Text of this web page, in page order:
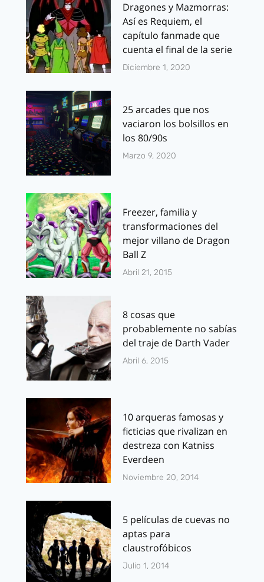
Dragones y Mazmorras:
Así es Requiem, el
capítulo fanmade que
cuenta el final de la serie
Diciembre 1, 2020
25 arcades que nos
vaciaron los bolsillos en
los 80/90s
Marzo 9, 2020
Freezer, familia y
transformaciones del
mejor villano de Dragon
Ball Z
Abril 21, 2015
8 cosas que
probablemente no sabías
del traje de Darth Vader
Abril 6, 2015
10 arqueras famosas y
ficticias que rivalizan en
destreza con Katniss
Everdeen
Noviembre 20, 2014
5 películas de cuevas no
aptas para
claustrofóbicos
Julio 1, 2014